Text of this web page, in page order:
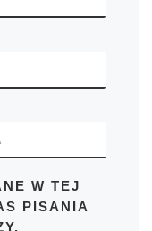
W TEJ
PISANIA